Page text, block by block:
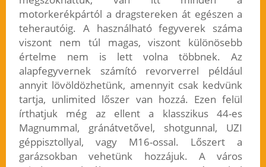
motorkerékpártól a dragstereken át egészen a
teherautóig. A használható fegyverek száma
viszont nem túl magas, viszont különösebb
értelme nem is lett volna többnek. Az
alapfegyvernek számító revorverrel például
annyit lövöldözhetünk, amennyit csak kedvünk
tartja, unlimited lőszer van hozzá. Ezen felül
írthatjuk még az ellent a klasszikus 44-es
Magnummal, gránátvetővel, shotgunnal, UZI
géppisztollyal, vagy M16-ossal. Lőszert a
garázsokban vehetünk hozzájuk. A város